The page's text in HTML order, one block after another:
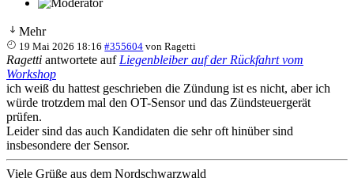
Mehr
19 Mai 2026 18:16 #355604 vonRagetti
Ragetti antwortete auf Liegenbleiber auf der Rückfahrt vom
Workshop
ich weiß du hattest geschrieben die Zündung ist es nicht, aber ich
würde trotzdem mal den OT-Sensor und das Zündsteuergerät
prüfen.
Leider sind das auch Kandidaten die sehr oft hinüber sind
insbesondere der Sensor.
Viele Grüße aus dem Nordschwarzwald